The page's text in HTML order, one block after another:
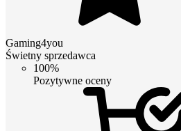
Gaming4you
Świetny sprzedawca
100%
Pozytywne oceny